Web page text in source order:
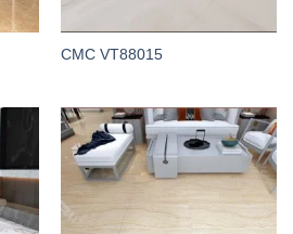
CMC VT88015